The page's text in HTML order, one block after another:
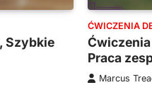
Szybkie
ĆWICZENIA
Praca
Marcus